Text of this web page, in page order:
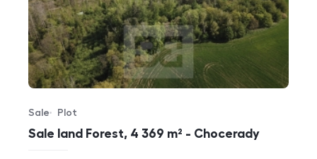
Sale land Forest, 4 369 m² - Chocerady
Offer type
Sale
Property type
Plot